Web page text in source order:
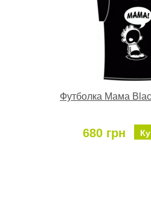
Футболка Мама
680 грн